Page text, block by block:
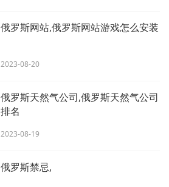
俄罗斯网站,俄罗斯网站游戏怎么安装
2023-08-20
俄罗斯天然气公司,俄罗斯天然气公司
排名
2023-08-19
俄罗斯禁忌,